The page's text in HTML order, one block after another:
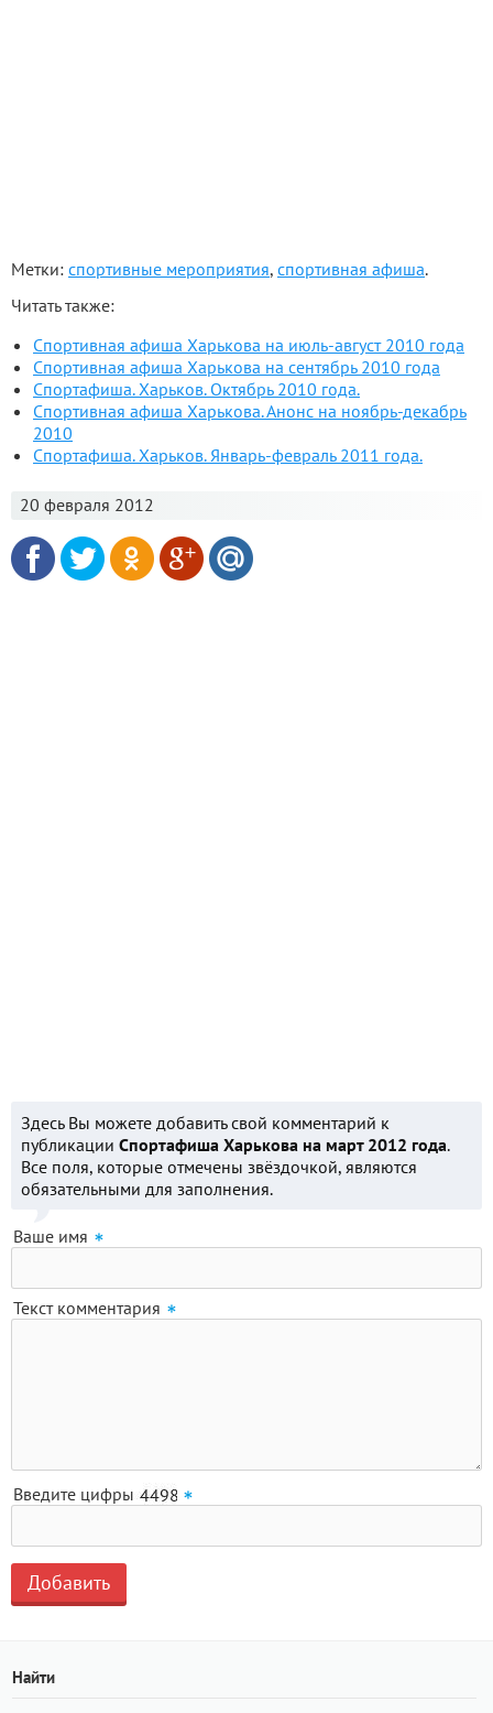
Метки: спортивные мероприятия, спортивная афиша.
Читать также:
Спортивная афиша Харькова на июль-август 2010 года
Спортивная афиша Харькова на сентябрь 2010 года
Спортафиша. Харьков. Октябрь 2010 года.
Спортивная афиша Харькова. Анонс на ноябрь-декабрь
2010
Спортафиша. Харьков. Январь-февраль 2011 года.
20 февраля 2012
Здесь Вы можете добавить свой комментарий к
публикации Спортафиша Харькова на март 2012 года.
Все поля, которые отмечены звёздочкой, являются
обязательными для заполнения.
Ваше имя
Текст комментария
Введите цифры
Найти